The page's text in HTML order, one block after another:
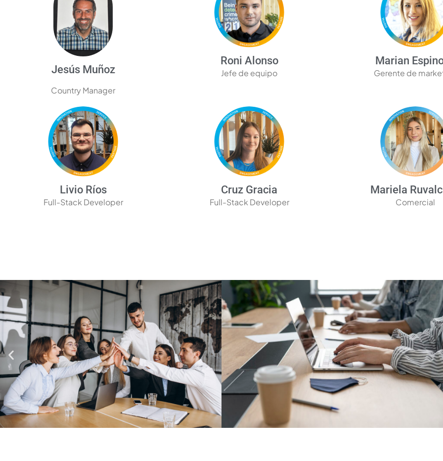
Jesús Muñoz
Country Manager
Roni Alonso
Jefe de equipo
Marian
Gerente de
Livio Ríos
Full-Stack Developer
Cruz Gracia
Full-Stack Developer
Mariela
Comercial